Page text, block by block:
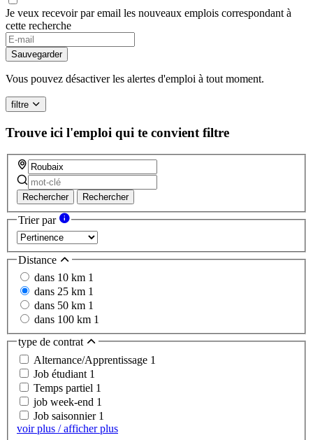
Je veux recevoir par email les nouveaux emplois correspondant à
cette recherche
Sauvegarder
Vous pouvez désactiver les alertes d'emploi à tout moment.
filtre
Trouve ici l'emploi qui te convient filtre
Rechercher Rechercher
Trier par
Distance
dans 10 km 1
dans 25 km 1
dans 50 km 1
dans 100 km 1
type de contrat
Alternance/Apprentissage 1
Job étudiant 1
Temps partiel 1
job week-end 1
Job saisonnier 1
voir plus / afficher plus